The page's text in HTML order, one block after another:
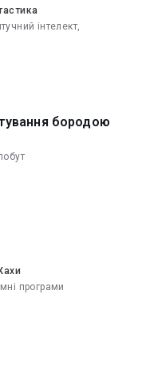
інтелект,
бородою
програми